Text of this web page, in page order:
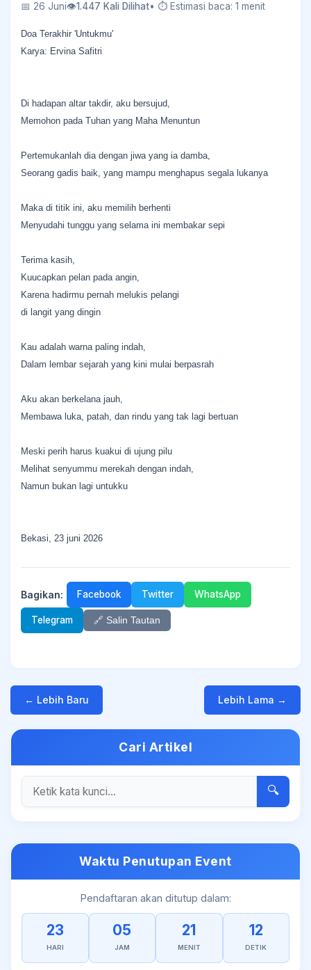
📅 26 Juni👁1.447 Kali Dilihat• ⏱ Estimasi baca: 1 menit
Doa Terakhir 'Untukmu'
Karya: Ervina Safitri
Di hadapan altar takdir, aku bersujud,
Memohon pada Tuhan yang Maha Menuntun
Pertemukanlah dia dengan jiwa yang ia damba,
Seorang gadis baik, yang mampu menghapus segala lukanya
​Maka di titik ini, aku memilih berhenti
Menyudahi tunggu yang selama ini membakar sepi
​Terima kasih,
Kuucapkan pelan pada angin,
Karena hadirmu pernah melukis pelangi
di langit yang dingin
Kau adalah warna paling indah,
Dalam lembar sejarah yang kini mulai berpasrah
​Aku akan berkelana jauh,
Membawa luka, patah, dan rindu yang tak lagi bertuan
Meski perih harus kuakui di ujung pilu
Melihat senyummu merekah dengan indah,
Namun bukan lagi untukku
Bekasi, 23 juni 2026
Bagikan: Facebook Twitter WhatsApp
Telegram 🔗 Salin Tautan
← Lebih Baru Lebih Lama →
Cari Artikel
🔍
Waktu Penutupan Event
Pendaftaran akan ditutup dalam:
23
HARI
05
JAM
21
MENIT
11
DETIK